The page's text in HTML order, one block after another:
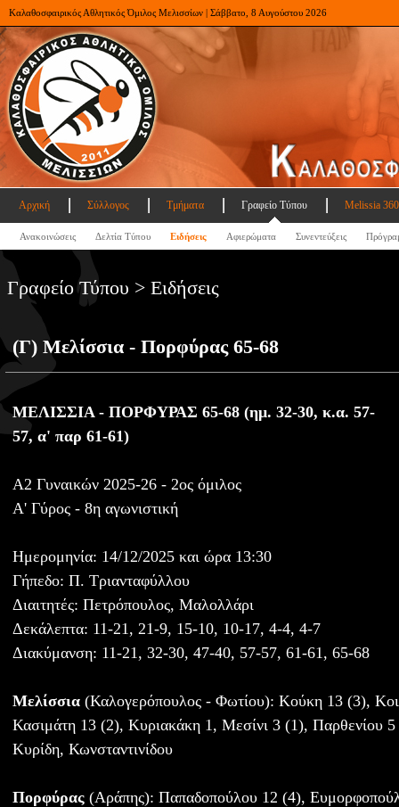
Καλαθοσφαιρικός Αθλητικός Όμιλος Μελισσίων | Σάββατο, 8 Αυγούστου 2026
Αρχική Σύλλογος Τμήματα Γραφείο Τύπου Melissia
Ανακοινώσεις Δελτία Τύπου Ειδήσεις Αφιερώματα Συνεντεύξεις
Γραφείο Τύπου > Ειδήσεις
(Γ) Μελίσσια - Πορφύρας 65-68
ΜΕΛΙΣΣΙΑ - ΠΟΡΦΥΡΑΣ 65-68 (ημ. 32-30, κ.α. 57-
57, α' παρ 61-61)
Α2 Γυναικών 2025-26 - 2ος όμιλος
Α' Γύρος - 8η αγωνιστική
Ημερομηνία: 14/12/2025 και ώρα 13:30
Γήπεδο: Π. Τριανταφύλλου
Διαιτητές: Πετρόπουλος, Μαλολλάρι
Δεκάλεπτα: 11-21, 21-9, 15-10, 10-17, 4-4, 4-7
Διακύμανση: 11-21, 32-30, 47-40, 57-57, 61-61, 65-68
Μελίσσια (Καλογερόπουλος - Φωτίου): Κούκη 13 (3),
Κασιμάτη 13 (2), Κυριακάκη 1, Μεσίνι 3 (1), Παρθενίου
Κυρίδη, Κωνσταντινίδου
Πορφύρας (Αράπης): Παπαδοπούλου 12 (4),